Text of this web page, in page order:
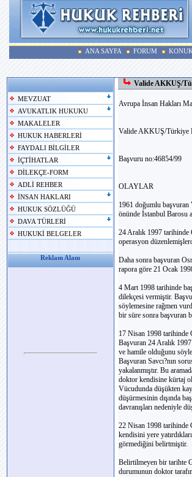
ANA SAYFA FORUM
MEVZUAT
AVUKATLIK HUKUKU
MAKALELER
HUKUK HABERLERİ
FAYDALI BİLGİLER
İÇTİHATLAR
DİLEKÇE-FORM
ADLİ REHBER
İNSAN HAKLARI
HUKUK SÖZLÜĞÜ
DAVA TÜRLERİ
HUKUKİ BELGELER
Reklam Alanı
Valide AKKUŞ/
Avrupa İnsan Hakları
Valide AKKUŞ/Türkiye
Başvuru no:46854/99
OLAYLAR
1961 doğumlu
önünde İstanbul Barosu
24 Aralık 1997 tarihinde
operasyon
Daha sonra başvuran
rapora göre 21 Ocak
4 Mart 1998 tarihinde
dilekçesi vermiştir.
söylemesine rağmen
bir süre sonra başvuran
17 Nisan 1998 tarihinde
Başvuran 24 Aralık
ve hamile olduğunu
Başvuran Savcı?nın
yakalanmıştır. Bu
doktor kendisine kürtaj
Vücudunda düşükten
düşürmesinin dışında
davranışları nedeniyle
22 Nisan 1998 tarihinde
kendisini yere
görmediğini belirtmiştir.
Belirtilmeyen bir tarihte
durumunun doktor